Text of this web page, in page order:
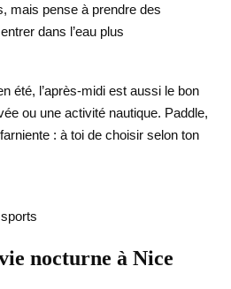
mais pense à prendre des
dans l’eau plus
été, l’après-midi est aussi le bon
ou une activité nautique. Paddle,
: à toi de choisir selon ton
nocturne à Nice